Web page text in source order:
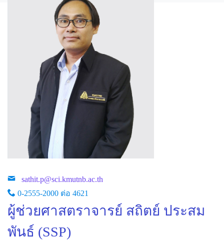
sathit.p@sci.kmutnb.ac.th
0-2555-2000 ต่อ 4621
ผู้ช่วยศาสตราจารย์ สถิตย์ ประสม
พันธ์ (SSP)